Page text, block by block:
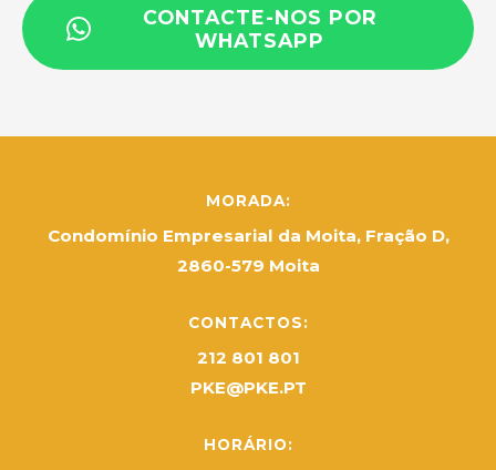
CONTACTE-NOS POR
WHATSAPP
MORADA:
Condomínio Empresarial da Moita, Fração D,
2860-579 Moita
CONTACTOS:
212 801 801
PKE@PKE.PT
HORÁRIO: